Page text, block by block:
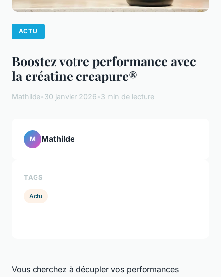
ACTU
Boostez votre performance avec
la créatine creapure®
Mathilde•30 janvier 2026•3 min de lecture
Vous cherchez à décupler vos performances
M Mathilde
TAGS
Actu